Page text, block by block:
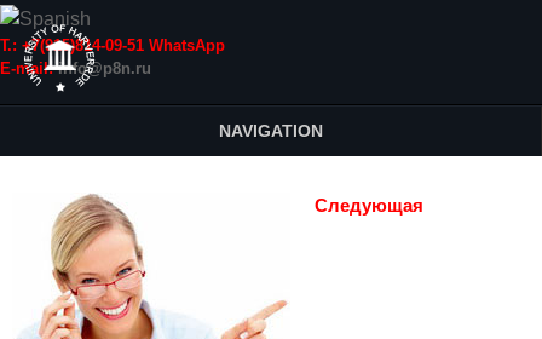
Т.: +7(915)814-09-51 WhatsApp
E-mail:info@p8n.ru
NAVIGATION
Следующая